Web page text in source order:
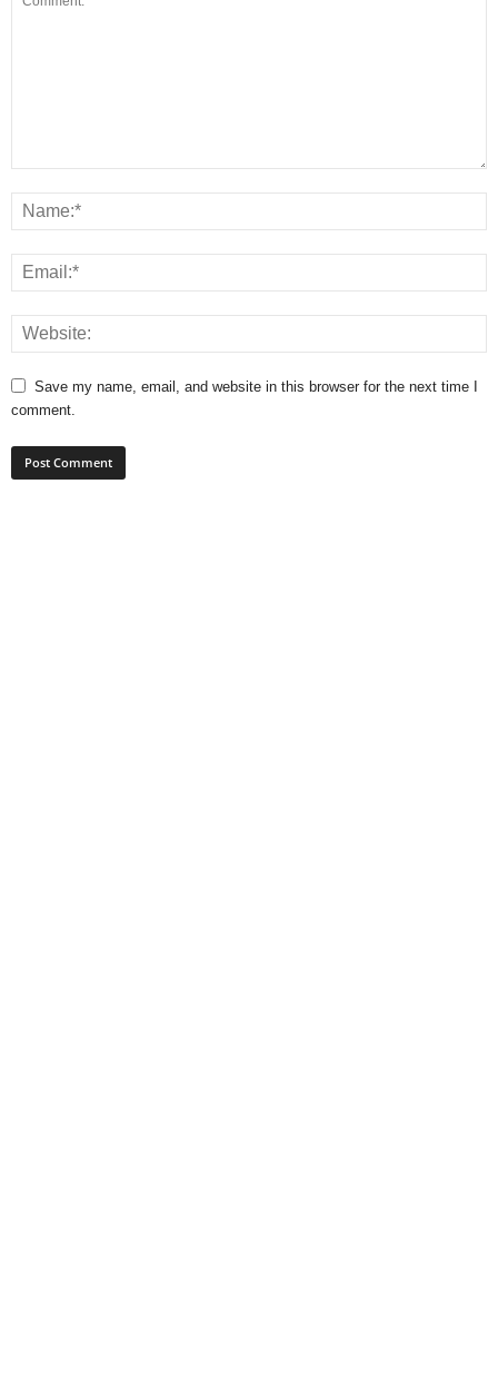
Save my name, email, and website in this browser for the next time I
comment.